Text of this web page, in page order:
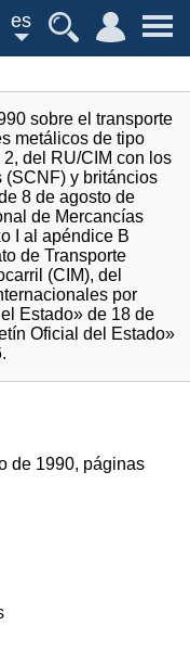
es
sobre el transporte
metálicos de tipo
del RU/CIM con los
(SCNF) y británcios
8 de agosto de
de Mercancías
I al apéndice B
de Transporte
(CIM), del
por
Estado» de 18 de
Oficial del Estado»
de 1990, páginas